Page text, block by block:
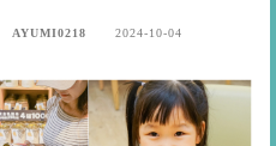
AYUMI0218 2024-10-04